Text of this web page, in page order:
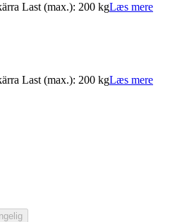
Last (max.): 200 kgLæs mere
Last (max.): 200 kgLæs mere